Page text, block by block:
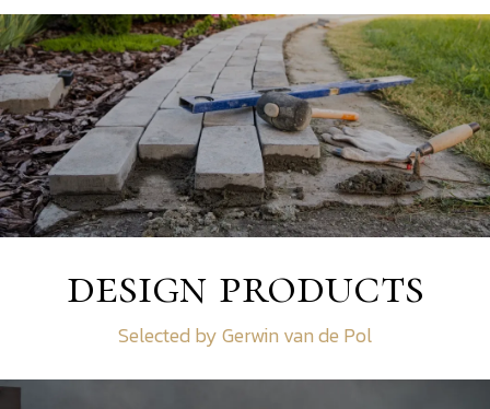
design products
Selected by Gerwin van de Pol